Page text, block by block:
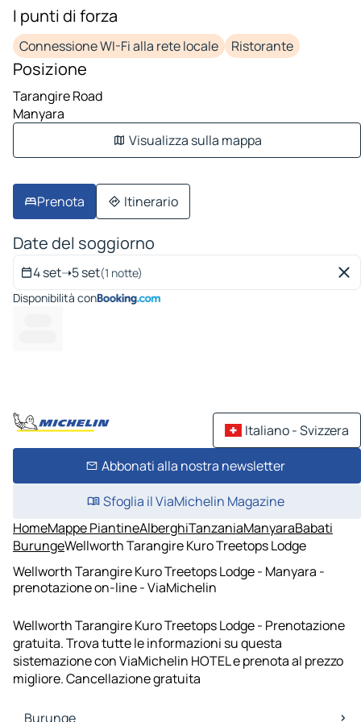
I punti di forza
Connessione WI-Fi alla rete locale Ristorante
Posizione
Tarangire Road
Manyara
Visualizza sulla mappa
Prenota Itinerario
Date del soggiorno
4 set➝5 set(1 notte)
Disponibilità con
Italiano - Svizzera
Abbonati alla nostra newsletter
Sfoglia il ViaMichelin Magazine
HomeMappe PiantineAlberghiTanzaniaManyaraBabati
BurungeWellworth Tarangire Kuro Treetops Lodge
Wellworth Tarangire Kuro Treetops Lodge - Manyara -
prenotazione on-line - ViaMichelin
Wellworth Tarangire Kuro Treetops Lodge - Prenotazione
gratuita. Trova tutte le informazioni su questa
sistemazione con ViaMichelin HOTEL e prenota al prezzo
migliore. Cancellazione gratuita
Burunge